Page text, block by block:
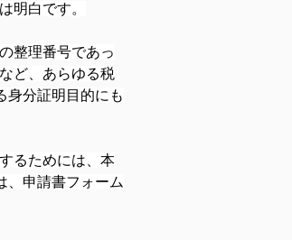
明白です。
整理番号であっ
ど、あらゆる税
身分証明目的にも
るためには、本
、申請書フォーム